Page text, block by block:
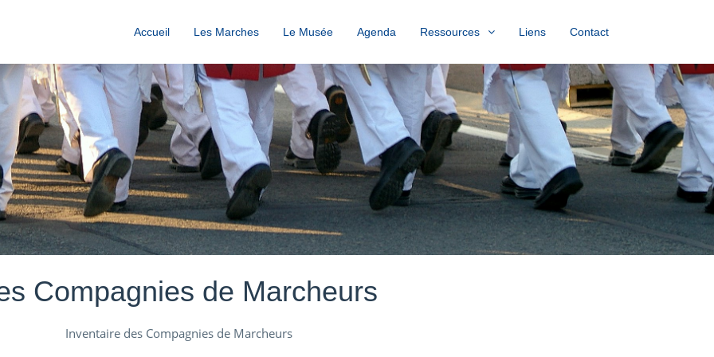
Accueil Les Marches Le Musée Agenda Ressources Liens Contact
Compagnies de Marcheurs
Inventaire des Compagnies de Marcheurs